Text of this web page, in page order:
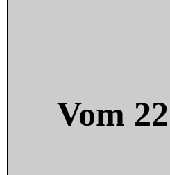
Vom